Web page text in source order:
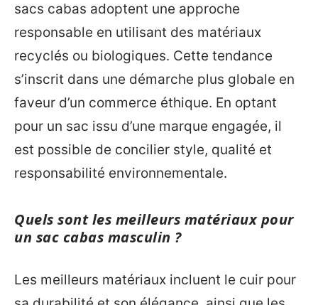
sacs cabas adoptent une approche
responsable en utilisant des matériaux
recyclés ou biologiques. Cette tendance
s’inscrit dans une démarche plus globale en
faveur d’un commerce éthique. En optant
pour un sac issu d’une marque engagée, il
est possible de concilier style, qualité et
responsabilité environnementale.
Quels sont les meilleurs matériaux pour
un sac cabas masculin ?
Les meilleurs matériaux incluent le cuir pour